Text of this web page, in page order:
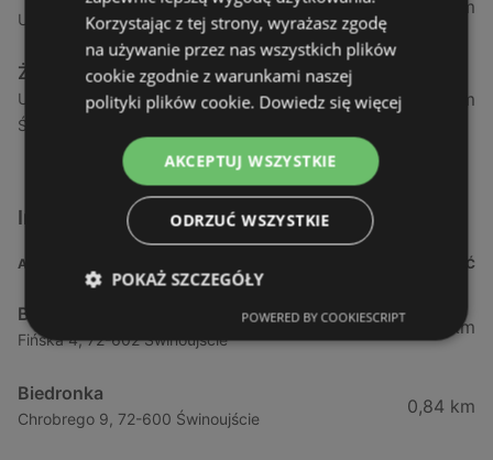
Ul. Armii Krajowej 12 / 1a, 72-600 Świnoujście
1,04 km
Żabka
Ul. Wybrzeże Wł. Iv 26/27 Lok. Lu, 72-600
Świnoujście
1,05 km
Inne sklepy Supermarkety w pobliżu
ADRES ODLEGŁOŚĆ
Biedronka
Fińska 4, 72-602 Świnoujście
0,23 km
Biedronka
Chrobrego 9, 72-600 Świnoujście
0,84 km
Korzystając z tej strony, wyrażasz zgodę
na używanie przez nas wszystkich plików
cookie zgodnie z warunkami naszej
polityki plików cookie. Dowiedz się więcej
AKCEPTUJ WSZYSTKIE
ODRZUĆ WSZYSTKIE
POKAŻ SZCZEGÓŁY
POWERED BY COOKIESCRIPT